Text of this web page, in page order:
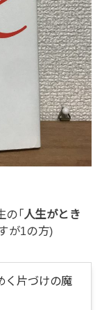
の｢人生がとき
が1の方)
く片づけの魔